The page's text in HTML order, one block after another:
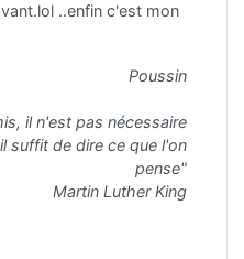
..enfin c'est mon
Poussin
il n'est pas nécessaire
suffit de dire ce que l'on
pense"
Martin Luther King